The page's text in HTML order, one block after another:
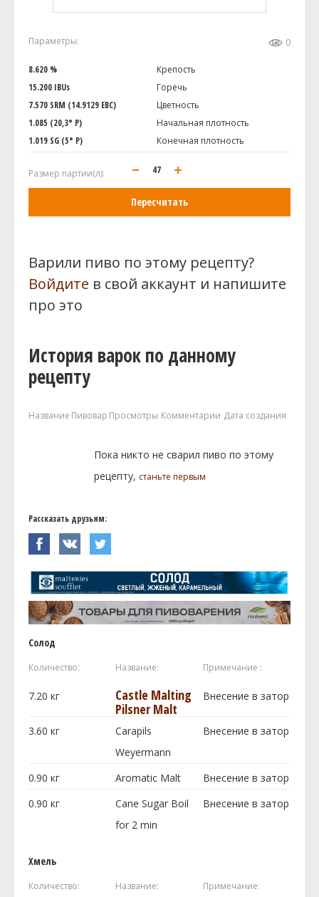
Параметры: 0
8.620 %
Крепость
15.200 IBUs
Горечь
7.570 SRM (14.9129 EBC)
Цветность
1.085 (20,3° P)
Начальная плотность
1.019 SG (5° P)
Конечная плотность
Размер партии(л):
Пересчитать
Варили пиво по этому рецепту?
Войдите в свой аккаунт и напишите
про это
История варок по данному
рецепту
Название Пивовар Просмотры Комментарии Дата создания
Пока никто не сварил пиво по этому
рецепту, станьте первым
Рассказать друзьям:
Солод
Количество: Название: Примечание :
7.20 кг
Castle Malting
Pilsner Malt
Внесение в затор
3.60 кг
Carapils
Weyermann
Внесение в затор
0.90 кг Aromatic Malt
Внесение в затор
0.90 кг
Cane Sugar Boil
for 2 min
Внесение в затор
Хмель
Количество: Название: Примечание: